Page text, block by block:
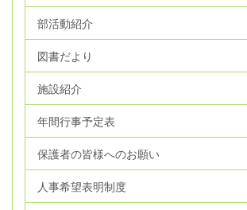
部活動紹介
図書だより
施設紹介
年間行事予定表
保護者の皆様へのお願い
人事希望表明制度